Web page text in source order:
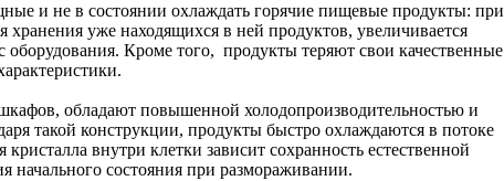
и не в состоянии охлаждать горячие пищевые продукты: при
уже находящихся в ней продуктов, увеличивается
оборудования. Кроме того, продукты теряют свои качественные
обладают повышенной холодопроизводительностью и
такой конструкции, продукты быстро охлаждаются в потоке
внутри клетки зависит сохранность естественной
начального состояния при размораживании.